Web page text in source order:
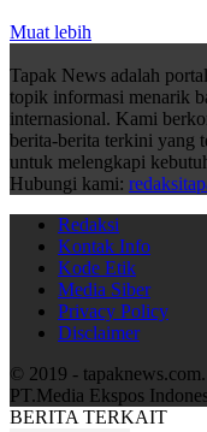
Muat lebih
Tapak News adalah
topik informasi menarik
internasional. Kami
berita-berita terkini yang
untuk melengkapi
Hubungi kami:
Redaksi
Kontak Info
Kode Etik
Media Siber
Privacy Policy
Disclaimer
© 2019 -
PT.Media Ekspos
BERITA TERKAIT